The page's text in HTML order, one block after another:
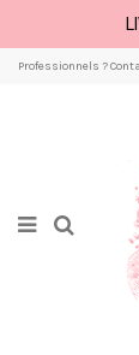
Professionnels ?